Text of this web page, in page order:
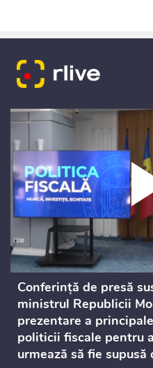
Conferință de presă
ministrul Republicii
prezentare a
politicii fiscale pentru
urmează să fie